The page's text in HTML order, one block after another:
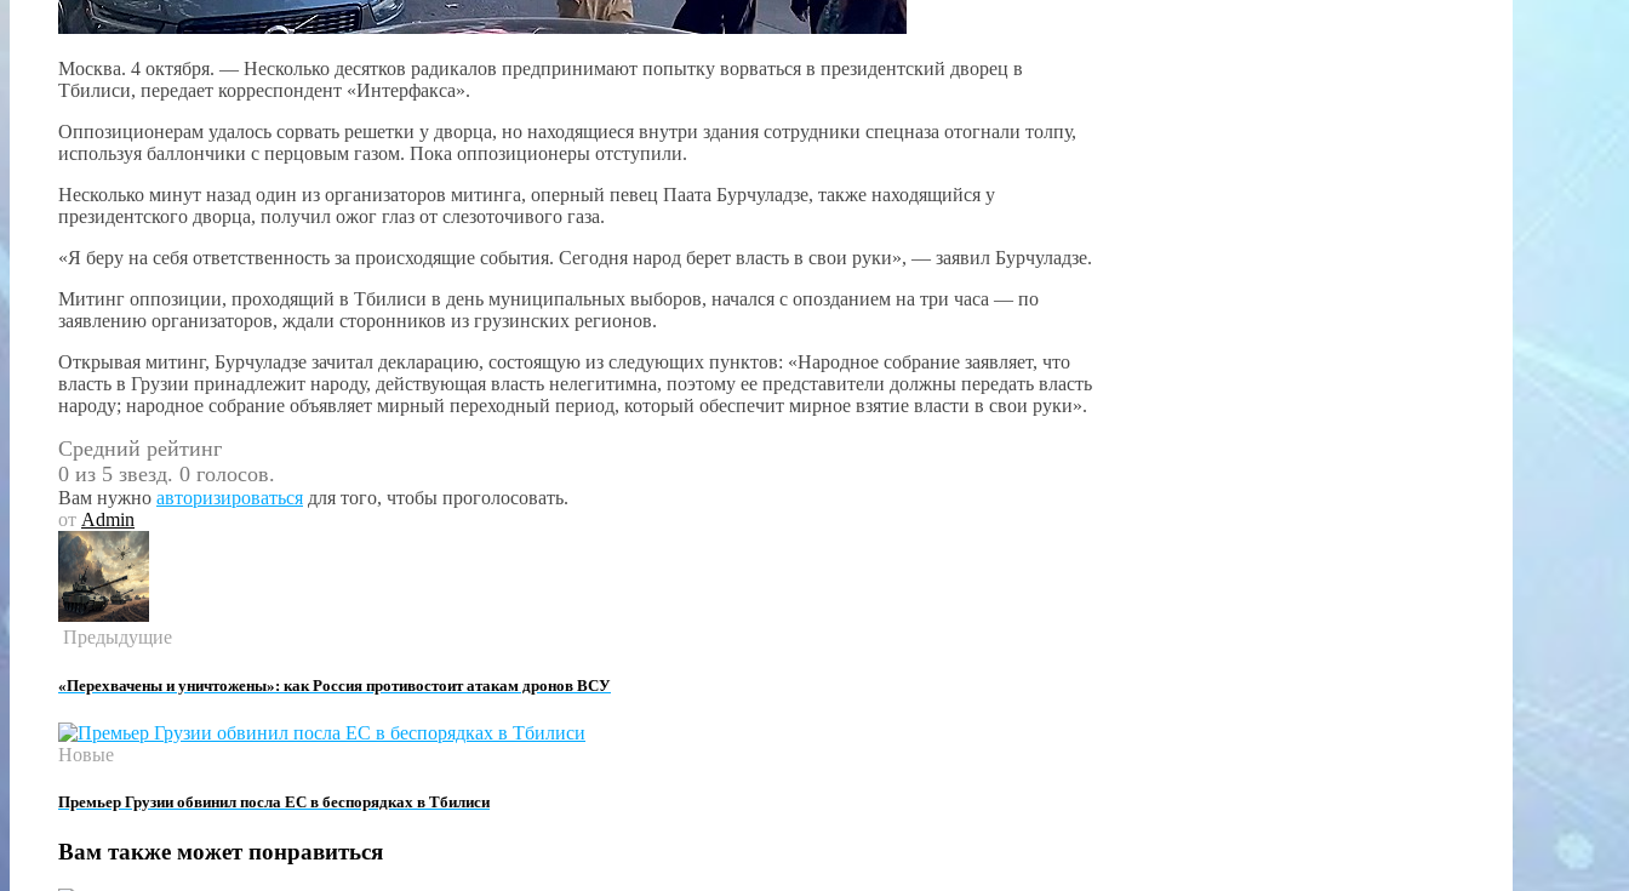
Москва. 4 октября. — Несколько десятков радикалов предпринимают попытку ворваться в президентский дворец в
Тбилиси, передает корреспондент «Интерфакса».
Оппозиционерам удалось сорвать решетки у дворца, но находящиеся внутри здания сотрудники спецназа отогнали толпу,
используя баллончики с перцовым газом. Пока оппозиционеры отступили.
Несколько минут назад один из организаторов митинга, оперный певец Паата Бурчуладзе, также находящийся у
президентского дворца, получил ожог глаз от слезоточивого газа.
«Я беру на себя ответственность за происходящие события. Сегодня народ берет власть в свои руки», — заявил Бурчуладзе.
Митинг оппозиции, проходящий в Тбилиси в день муниципальных выборов, начался с опозданием на три часа — по
заявлению организаторов, ждали сторонников из грузинских регионов.
Открывая митинг, Бурчуладзе зачитал декларацию, состоящую из следующих пунктов: «Народное собрание заявляет, что
власть в Грузии принадлежит народу, действующая власть нелегитимна, поэтому ее представители должны передать власть
народу; народное собрание объявляет мирный переходный период, который обеспечит мирное взятие власти в свои руки».
Средний рейтинг
0 из 5 звезд. 0 голосов.
Вам нужно авторизироваться для того, чтобы проголосовать.
от Admin
Предыдущие
«Перехвачены и уничтожены»: как Россия противостоит атакам дронов ВСУ
Новые
Премьер Грузии обвинил посла ЕС в беспорядках в Тбилиси
Вам также может понравиться